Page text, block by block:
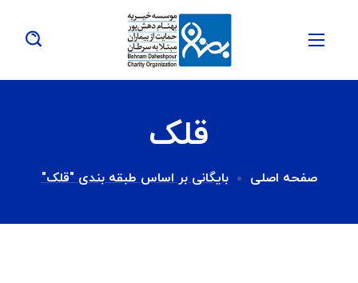
قلک
صفحه اصلی بایگانی بر اساس طبقه بندی "قلک"